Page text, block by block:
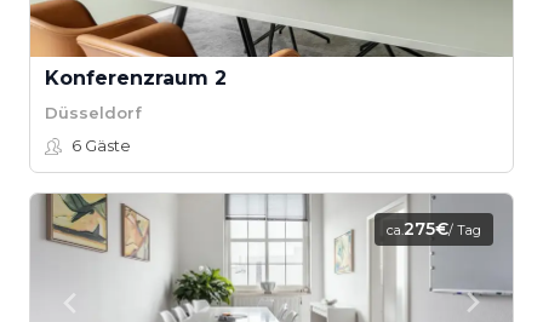
Konferenzraum 2
Düsseldorf
6 Gäste
ca.275€/ Tag